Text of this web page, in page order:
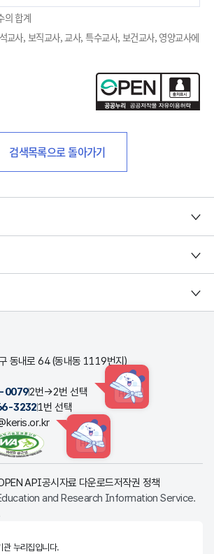
의 합계
교사, 보직교사, 교사, 특수교사, 보건교사, 영양교사에
검색목록으로 돌아가기
동내로 64 (동내동 1119번지)
00792번→2번 선택 HINT
32321번 선택
HINT
API공시자료 다운로드저작권 정책
and Research Information Service.
보원
관 누리집입니다.